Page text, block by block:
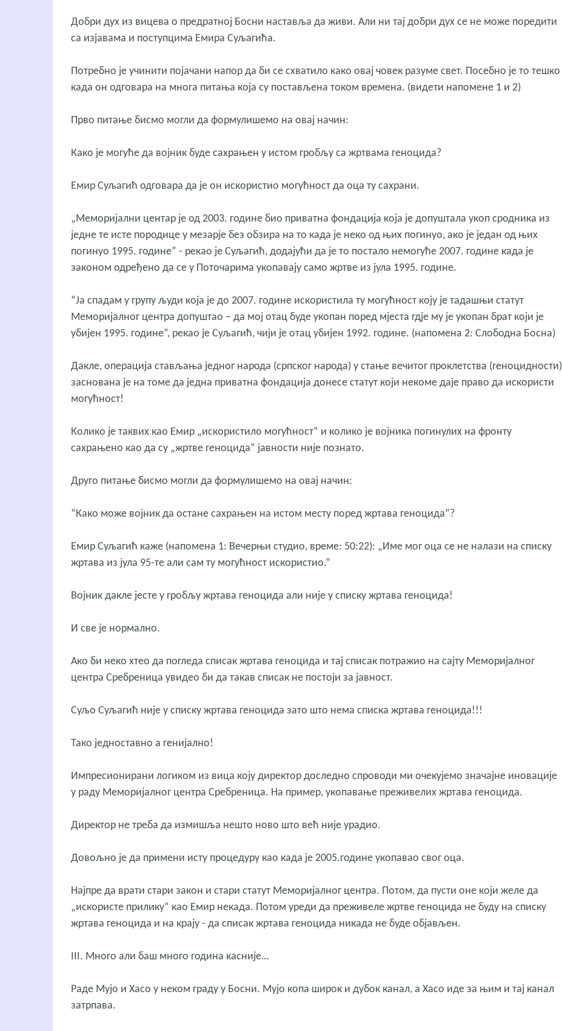
Добри дух из вицева о предратној Босни наставља да живи. Али ни тај добри дух се не може поредити
са изјавама и поступцима Емира Суљагића.
Потребно је учинити појачани напор да би се схватило како овај човек разуме свет. Посебно је то тешко
када он одговара на многа питања која су постављена током времена. (видети напомене 1 и 2)
Прво питање бисмо могли да формулишемо на овај начин:
Како је могуће да војник буде сахрањен у истом гробљу са жртвама геноцида?
Емир Суљагић одговара да је он искористио могућност да оца ту сахрани.
„Меморијални центар је од 2003. године био приватна фондација која је допуштала укоп сродника из
једне те исте породице у мезарје без обзира на то када је неко од њих погинуо, ако је један од њих
погинуо 1995. године” - рекао је Суљагић, додајући да је то постало немогуће 2007. године када је
законом одређено да се у Поточарима укопавају само жртве из јула 1995. године.
“Ја спадам у групу људи која је до 2007. године искористила ту могућност коју је тадашњи статут
Меморијалног центра допуштао – да мој отац буде укопан поред мјеста гд‌је му је укопан брат који је
убијен 1995. године”, рекао је Суљагић, чији је отац убијен 1992. године. (напомена 2: Слободна Босна)
Дакле, операција стављања једног народа (српског народа) у стање вечитог проклетства (геноцидности)
заснована је на томе да једна приватна фондација донесе статут који некоме даје право да искористи
могућност!
Колико је таквих као Емир „искористило могућност“ и колико је војника погинулих на фронту
сахрањено као да су „жртве геноцида“ јавности није познато.
Друго питање бисмо могли да формулишемо на овај начин:
“Како може војник да остане сахрањен на истом месту поред жртава геноцида”?
Емир Суљагић каже (напомена 1: Вечерњи студио, време: 50:22): „Име мог оца се не налази на списку
жртава из јула 95-те али сам ту могућност искористио.“
Војник дакле јесте у гробљу жртава геноцида али није у списку жртава геноцида!
И све је нормално.
Ако би неко хтео да погледа списак жртава геноцида и тај списак потражио на сајту Меморијалног
центра Сребреница увидео би да такав списак не постоји за јавност.
Суљо Суљагић није у списку жртава геноцида зато што нема списка жртава геноцида!!!
Тако једноставно а генијално!
Импресионирани логиком из вица коју директор доследно спроводи ми очекујемо значајне иновације
у раду Меморијалног центра Сребреница. На пример, укопавање преживелих жртава геноцида.
Директор не треба да измишља нешто ново што већ није урадио.
Довољно је да примени исту процедуру као када је 2005.године укопавао свог оца.
Најпре да врати стари закон и стари статут Меморијалног центра. Потом, да пусти оне који желе да
„искористе прилику“ као Емир некада. Потом уреди да преживеле жртве геноцида не буду на списку
жртава геноцида и на крају - да списак жртава геноцида никада не буде објављен.
III. Много али баш много година касније…
Раде Мујо и Хасо у неком граду у Босни. Мујо копа широк и дубок канал, а Хасо иде за њим и тај канал
затрпава.